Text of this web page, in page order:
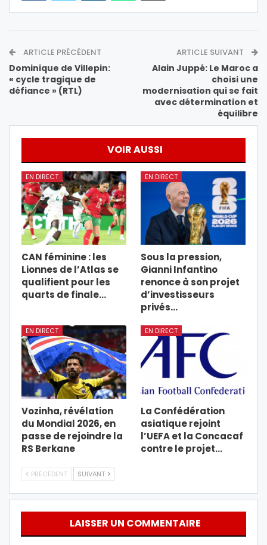
ARTICLE PRÉCÉDENT
Dominique de Villepin:
« cycle tragique de
défiance » (RTL)
ARTICLE SUIVANT
Alain Juppé: Le Maroc a
choisi une
modernisation qui se fait
avec détermination et
équilibre
VOIR AUSSI
EN DIRECT
CAN féminine : les
Lionnes de l’Atlas se
qualifient pour les
quarts de finale…
EN DIRECT
Sous la pression,
Gianni Infantino
renonce à son projet
d’investisseurs
privés…
EN DIRECT
Vozinha, révélation
du Mondial 2026, en
passe de rejoindre la
RS Berkane
EN DIRECT
La Confédération
asiatique rejoint
l’UEFA et la Concacaf
contre le projet…
PRÉCÉDENT SUIVANT
LAISSER UN COMMENTAIRE